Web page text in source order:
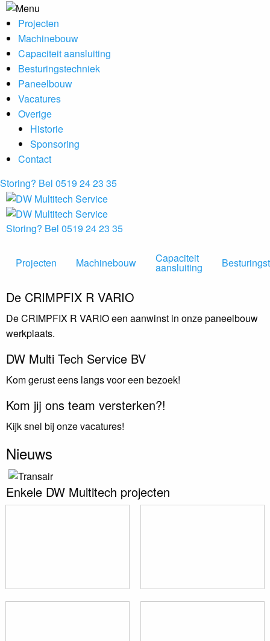
Projecten
Machinebouw
Capaciteit aansluiting
Besturingstechniek
Paneelbouw
Vacatures
Overige
Historie
Sponsoring
Contact
Storing? Bel 0519 24 23 35
Storing? Bel 0519 24 23 35
Projecten Machinebouw Capaciteit
aansluiting
De CRIMPFIX R VARIO
De CRIMPFIX R VARIO een aanwinst in onze paneelbouw
werkplaats.
DW Multi Tech Service BV
Kom gerust eens langs voor een bezoek!
Kom jij ons team versterken?!
Kijk snel bij onze vacatures!
Nieuws
Enkele DW Multitech projecten